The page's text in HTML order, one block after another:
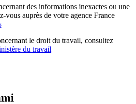
des informations inexactes ou une
vous auprès de votre agence France
le droit du travail, consultez
du travail